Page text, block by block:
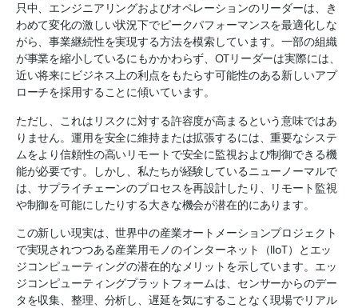
只中、エンジニアリングおよびオペレーションのリーダーは、き
わめて変化の激しい状況下でピークパフォーマンスを最適化しな
がら、事業継続性を実現する方法を模索しています。一部の組織
が事業を縮小しているにもかかわらず、OTリーダーは実際には、
近い将来にビジネス上の利点をもたらす可能性のある新しいアプ
ローチを採用することに傾いています。
ただし、これはリスクに対する許容度が高まるという意味ではあ
りません。運用を安全に維持または拡張するには、重要なシステ
ムをより信頼性の高いリモートで安全に監視および制御できる機
能が必要です。しかし、私たちが経験しているニューノーマルで
は、サプライチェーンのプロセスを再設計したり、リモート監視
や制御を可能にしたりする大きな機会が潜在的にあります。
この新しい現実は、世界中の産業オートメーションプロジェクト
で実現されつつある産業用モノのインターネット（IIoT）とエッ
ジコンピューティングの潜在的なメリットを示しています。エッ
ジコンピューティングプラットフォームは、センサーからのデー
タを収集、整理、分析し、遅延を気にすることなく現場でリアル